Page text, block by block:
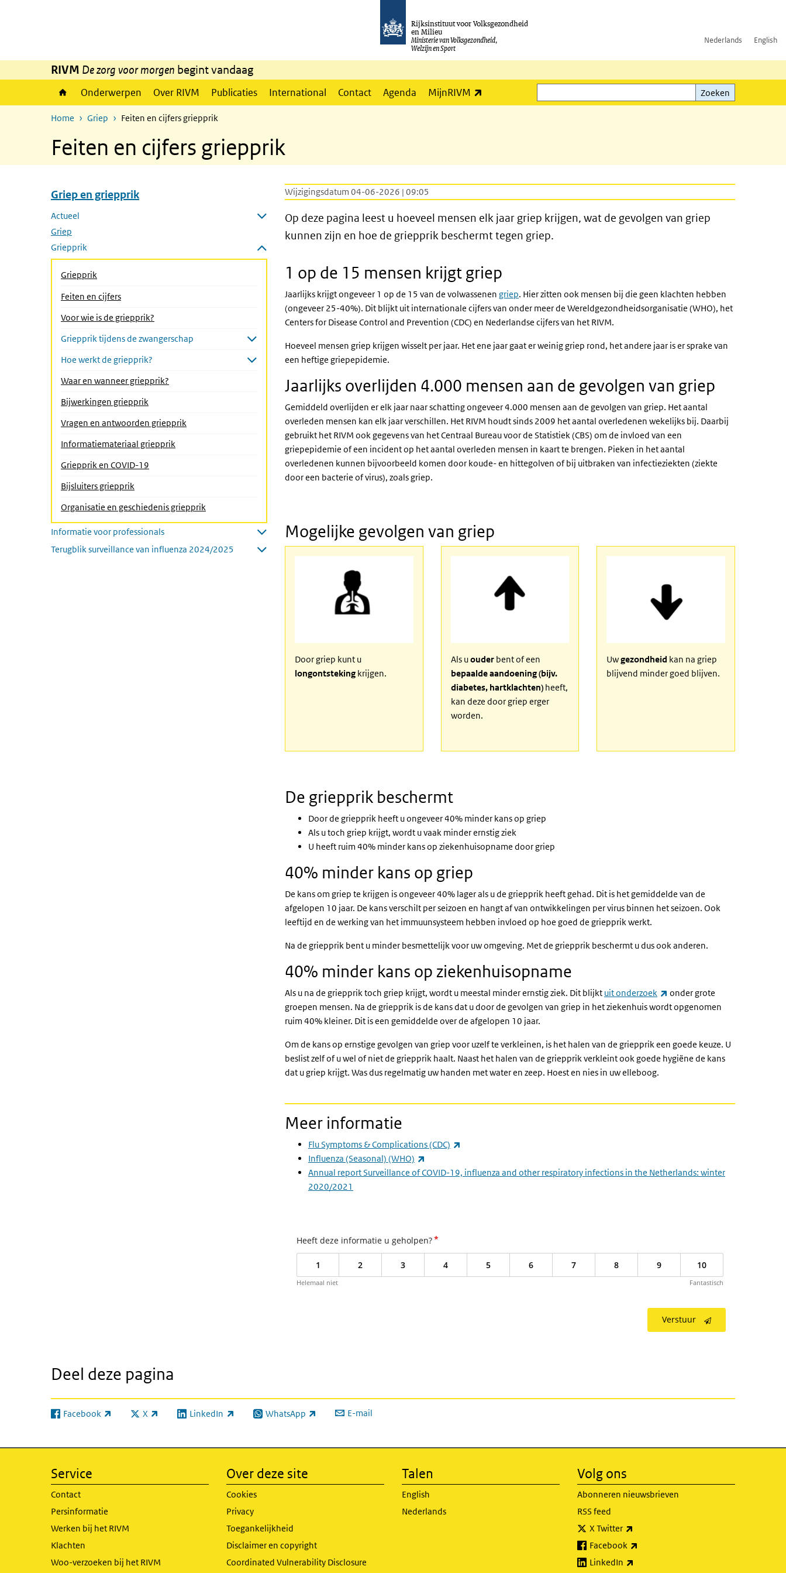
Rijksinstituut voor Volksgezondheid
en Milieu
Ministerie van Volksgezondheid,
Welzijn en Sport
Nederlands English
RIVM De zorg voor morgen begint vandaag
Onderwerpen Over RIVM Publicaties International Contact Agenda MijnRIVM
Zoeken
Zoeken
Home Griep Feiten en cijfers griepprik
Feiten en cijfers griepprik
Overslaan menu Griep en griepprik
Griep en griepprik
Actueel
Submenu openen
Griep
Griepprik
Submenu sluiten
Griepprik
Feiten en cijfers(Actieve pagina)
Voor wie is de griepprik?
Griepprik tijdens de zwangerschap
Hoe werkt de griepprik?
Waar en wanneer griepprik?
Bijwerkingen griepprik
Vragen en antwoorden griepprik
Informatiemateriaal griepprik
Griepprik en COVID-19
Bijsluiters griepprik
Organisatie en geschiedenis griepprik
Informatie voor professionals
Submenu openen
Terugblik surveillance van influenza 2024/2025
Wijzigingsdatum 04-06-2026 | 09:05
Op deze pagina leest u hoeveel mensen elk jaar griep krijgen, wat de gevolgen van griep
kunnen zijn en hoe de griepprik beschermt tegen griep.
1 op de 15 mensen krijgt griep
Jaarlijks krijgt ongeveer 1 op de 15 van de volwassenen griep. Hier zitten ook mensen bij die geen klachten hebben
(ongeveer 25-40%). Dit blijkt uit internationale cijfers van onder meer de Wereldgezondheidsorganisatie (WHO), het
Centers for Disease Control and Prevention (CDC) en Nederlandse cijfers van het RIVM.
Hoeveel mensen griep krijgen wisselt per jaar. Het ene jaar gaat er weinig griep rond, het andere jaar is er sprake van
een heftige griepepidemie.
Jaarlijks overlijden 4.000 mensen aan de gevolgen van griep
Gemiddeld overlijden er elk jaar naar schatting ongeveer 4.000 mensen aan de gevolgen van griep. Het aantal
overleden mensen kan elk jaar verschillen. Het RIVM houdt sinds 2009 het aantal overledenen wekelijks bij. Daarbij
gebruikt het RIVM ook gegevens van het Centraal Bureau voor de Statistiek (CBS) om de invloed van een
griepepidemie of een incident op het aantal overleden mensen in kaart te brengen. Pieken in het aantal
overledenen kunnen bijvoorbeeld komen door koude- en hittegolven of bij uitbraken van infectieziekten (ziekte
door een bacterie of virus), zoals griep.
Mogelijke gevolgen van griep
Door griep kunt u
longontsteking krijgen.
Als uouderbent of een
bepaalde aandoening (bijv.
diabetes, hartklachten) heeft,
kan deze door griep erger
worden.
Uwgezondheid kan na griep
blijvend minder goed blijven.
De griepprik beschermt
Door de griepprik heeft u ongeveer 40% minder kans op griep
Als u toch griep krijgt, wordt u vaak minder ernstig ziek
U heeft ruim 40% minder kans op ziekenhuisopname door griep
40% minder kans op griep
De kans om griep te krijgen is ongeveer 40% lager als u de griepprik heeft gehad. Dit is het gemiddelde van de
afgelopen 10 jaar. De kans verschilt per seizoen en hangt af van ontwikkelingen per virus binnen het seizoen. Ook
leeftijd en de werking van het immuunsysteem hebben invloed op hoe goed de griepprik werkt.
Na de griepprik bent u minder besmettelijk voor uw omgeving. Met de griepprik beschermt u dus ook anderen.
40% minder kans op ziekenhuisopname
Als u na de griepprik toch griep krijgt, wordt u meestal minder ernstig ziek. Dit blijkt uit onderzoek (externe link)
onder grote
groepen mensen. Na de griepprik is de kans dat u door de gevolgen van griep in het ziekenhuis wordt opgenomen
ruim 40% kleiner. Dit is een gemiddelde over de afgelopen 10 jaar.
Om de kans op ernstige gevolgen van griep voor uzelf te verkleinen, is het halen van de griepprik een goede keuze. U
beslist zelf of u wel of niet de griepprik haalt. Naast het halen van de griepprik verkleint ook goede hygiëne de kans
dat u griep krijgt. Was dus regelmatig uw handen met water en zeep. Hoest en nies in uw elleboog.
Meer informatie
Flu Symptoms & Complications (CDC)
Influenza (Seasonal) (WHO)
Annual report Surveillance of COVID-19, influenza and other respiratory infections in the Netherlands: winter
2020/2021
Heeft deze informatie u geholpen?*
1 2 3 4 5 6 7 8 9 10
Helemaal niet Fantastisch
Verstuur
Deel deze pagina
Facebook
(externe link) X
(externe link) LinkedIn
(externe link) WhatsApp
(externe link) E-mail
Service
Contact
Persinformatie
Werken bij het RIVM
Klachten
Woo-verzoeken bij het RIVM
Over deze site
Cookies
Privacy
Toegankelijkheid
Disclaimer en copyright
Coordinated Vulnerability Disclosure
Talen
English
Nederlands
Volg ons
Abonneren nieuwsbrieven
RSS feed
X Twitter
Facebook
LinkedIn